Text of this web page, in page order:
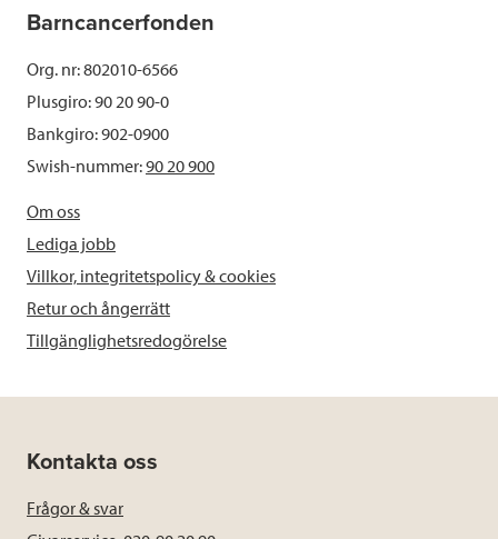
Barncancerfonden
Org. nr: 802010-6566
Plusgiro: 90 20 90-0
Bankgiro: 902-0900
Swish-nummer:90 20 900
Om oss
Lediga jobb
Villkor, integritetspolicy & cookies
Retur och ångerrätt
Tillgänglighetsredogörelse
Kontakta oss
Frågor & svar